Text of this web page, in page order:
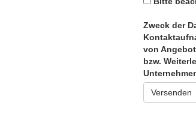
Zweck der
von
bzw.
Versenden